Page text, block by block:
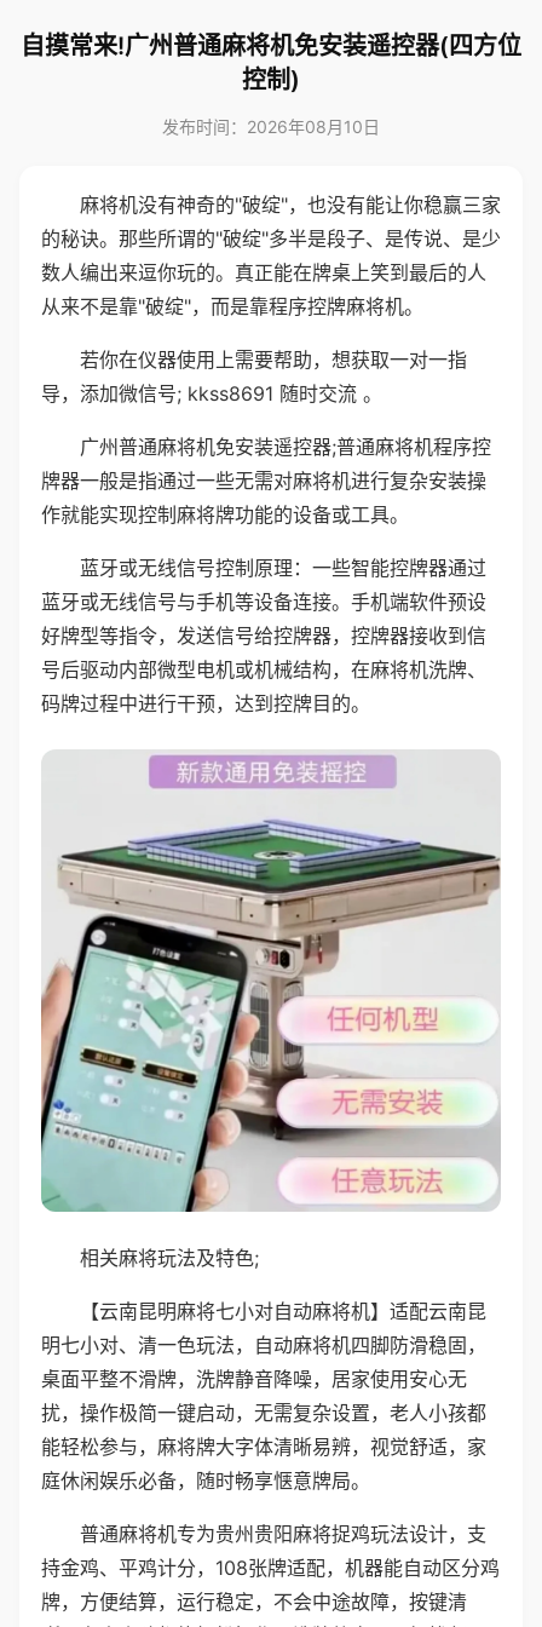
自摸常来!广州普通麻将机免安装遥控器(四方位
控制)
发布时间：2026年08月10日
麻将机没有神奇的"破绽"，也没有能让你稳赢三家
的秘诀。那些所谓的"破绽"多半是段子、是传说、是少
数人编出来逗你玩的。真正能在牌桌上笑到最后的人
从来不是靠"破绽"，而是靠程序控牌麻将机。
若你在仪器使用上需要帮助，想获取一对一指
导，添加微信号; kkss8691 随时交流 。
广州普通麻将机免安装遥控器;普通麻将机程序控
牌器一般是指通过一些无需对麻将机进行复杂安装操
作就能实现控制麻将牌功能的设备或工具。
蓝牙或无线信号控制原理：一些智能控牌器通过
蓝牙或无线信号与手机等设备连接。手机端软件预设
好牌型等指令，发送信号给控牌器，控牌器接收到信
号后驱动内部微型电机或机械结构，在麻将机洗牌、
码牌过程中进行干预，达到控牌目的。
相关麻将玩法及特色;
【云南昆明麻将七小对自动麻将机】适配云南昆
明七小对、清一色玩法，自动麻将机四脚防滑稳固，
桌面平整不滑牌，洗牌静音降噪，居家使用安心无
扰，操作极简一键启动，无需复杂设置，老人小孩都
能轻松参与，麻将牌大字体清晰易辨，视觉舒适，家
庭休闲娱乐必备，随时畅享惬意牌局。
普通麻将机专为贵州贵阳麻将捉鸡玩法设计，支
持金鸡、平鸡计分，108张牌适配，机器能自动区分鸡
牌，方便结算，运行稳定，不会中途故障，按键清